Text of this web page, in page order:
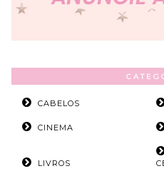
CABELOS
CINEMA
LIVROS